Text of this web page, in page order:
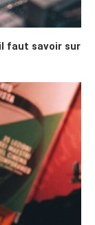
faut savoir sur